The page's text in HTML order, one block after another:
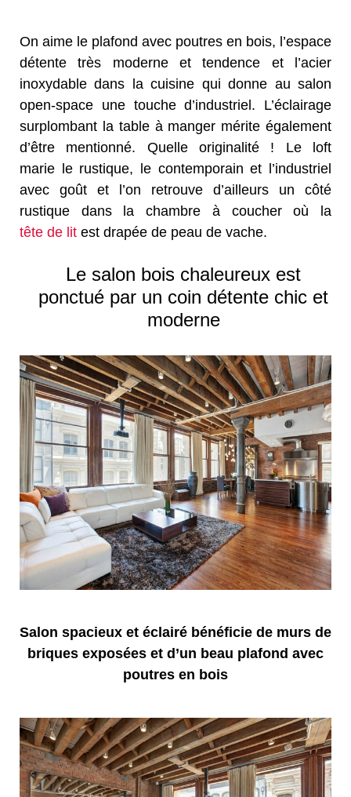
On aime le plafond avec poutres en bois, l’espace
détente très moderne et tendence et l’acier
inoxydable dans la cuisine qui donne au salon
open-space une touche d’industriel. L’éclairage
surplombant la table à manger mérite également
d’être mentionné. Quelle originalité ! Le loft
marie le rustique, le contemporain et l’industriel
avec goût et l’on retrouve d’ailleurs un côté
rustique dans la chambre à coucher où la
tête de lit est drapée de peau de vache.
Le salon bois chaleureux est
ponctué par un coin détente chic et
moderne
Salon spacieux et éclairé bénéficie de murs de
briques exposées et d’un beau plafond avec
poutres en bois